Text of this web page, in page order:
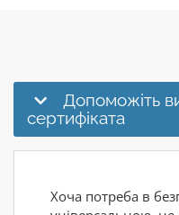
Допоможіть
сертифіката
Хоча потреба в